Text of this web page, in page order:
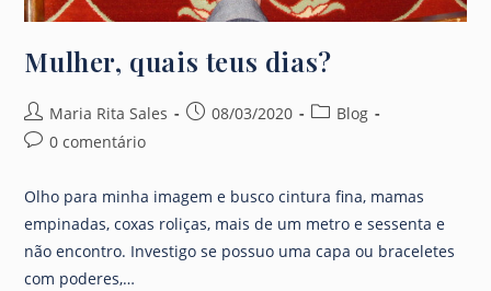
Mulher, quais teus dias?
Autor
do
Maria Rita Sales
Post08/03/2020
Categoria
Blog
Comentários
post:
0 comentário
Olho para minha imagem e busco cintura fina, mamas
empinadas, coxas roliças, mais de um metro e sessenta e
não encontro. Investigo se possuo uma capa ou braceletes
com poderes,…